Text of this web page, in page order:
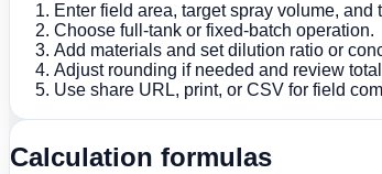
Enter field area, target spray volume, and
Choose full-tank or fixed-batch operation.
Add materials and set dilution ratio or
Adjust rounding if needed and review
Use share URL, print, or CSV for field
Calculation formulas